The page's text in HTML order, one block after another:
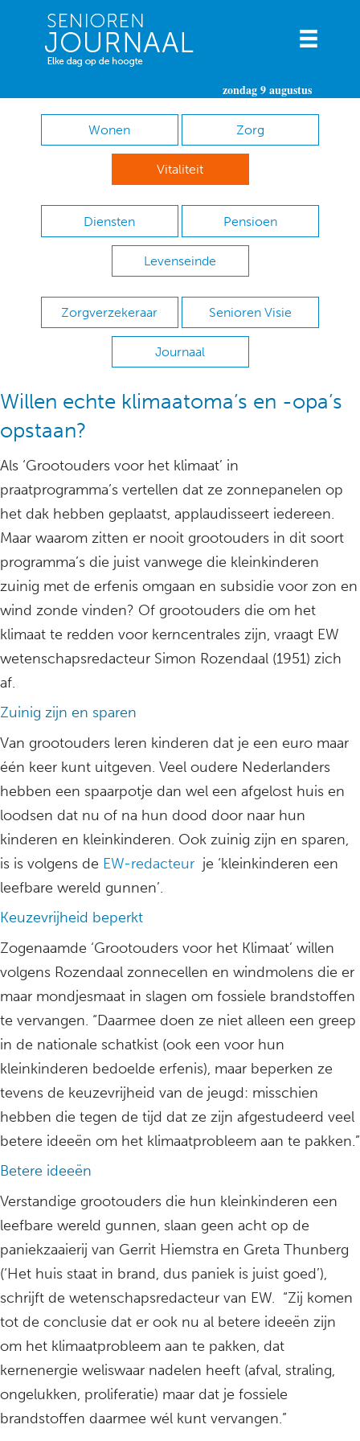
zondag 9 augustus
Wonen Zorg
Vitaliteit
Diensten Pensioen
Levenseinde
Zorgverzekeraar Senioren Visie
Journaal
Willen echte klimaatoma’s en -opa’s
opstaan?
Als ‘Grootouders voor het klimaat’ in
praatprogramma’s vertellen dat ze zonnepanelen op
het dak hebben geplaatst, applaudisseert iedereen.
Maar waarom zitten er nooit grootouders in dit soort
programma’s die juist vanwege die kleinkinderen
zuinig met de erfenis omgaan en subsidie voor zon en
wind zonde vinden? Of grootouders die om het
klimaat te redden voor kerncentrales zijn, vraagt EW
wetenschapsredacteur Simon Rozendaal (1951) zich
af.
Zuinig zijn en sparen
Van grootouders leren kinderen dat je een euro maar
één keer kunt uitgeven. Veel oudere Nederlanders
hebben een spaarpotje dan wel een afgelost huis en
loodsen dat nu of na hun dood door naar hun
kinderen en kleinkinderen. Ook zuinig zijn en sparen,
is is volgens de EW-redacteur je ‘kleinkinderen een
leefbare wereld gunnen’.
Keuzevrijheid beperkt
Zogenaamde ‘Grootouders voor het Klimaat’ willen
volgens Rozendaal zonnecellen en windmolens die er
maar mondjesmaat in slagen om fossiele brandstoffen
te vervangen. “Daarmee doen ze niet alleen een greep
in de nationale schatkist (ook een voor hun
kleinkinderen bedoelde erfenis), maar beperken ze
tevens de keuzevrijheid van de jeugd: misschien
hebben die tegen de tijd dat ze zijn afgestudeerd veel
betere ideeën om het klimaatprobleem aan te pakken.”
Betere ideeën
Verstandige grootouders die hun kleinkinderen een
leefbare wereld gunnen, slaan geen acht op de
paniekzaaierij van Gerrit Hiemstra en Greta Thunberg
(‘Het huis staat in brand, dus paniek is juist goed’),
schrijft de wetenschapsredacteur van EW. “Zij komen
tot de conclusie dat er ook nu al betere ideeën zijn
om het klimaatprobleem aan te pakken, dat
kernenergie weliswaar nadelen heeft (afval, straling,
ongelukken, proliferatie) maar dat je fossiele
brandstoffen daarmee wél kunt vervangen.”